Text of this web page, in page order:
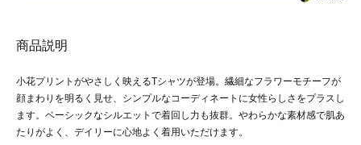
商品説明
小花プリントがやさしく映えるTシャツが登場。繊細なフラワーモチーフが
顔まわりを明るく見せ、シンプルなコーディネートに女性らしさをプラスし
ます。ベーシックなシルエットで着回し力も抜群。やわらかな素材感で肌あ
たりがよく、デイリーに心地よく着用いただけます。